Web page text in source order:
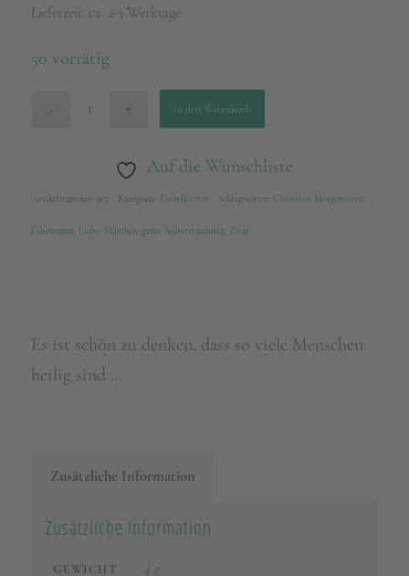
Lieferzeit: ca. 2-3 Werktage
50 vorrätig
In den Warenkorb
Auf die Wunschliste
Artikelnummer: 917 Kategorie: Einzelkarten Schlagwörter: Christian Morgenstern
Lebensmut Liebe, Märchen-grün Selbsterziehung Zitat
Es ist schön zu denken, dass so viele Menschen
heilig sind …
Zusätzliche Information
Zusätzliche Information
GEWICHT 4 g